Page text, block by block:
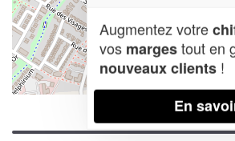
Leaflet| Map data ©
Augmentez votre
vos margestout en
nouveaux clients !
En